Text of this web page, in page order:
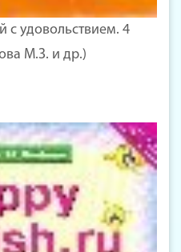
с удовольствием. 4
М.З. и др.)